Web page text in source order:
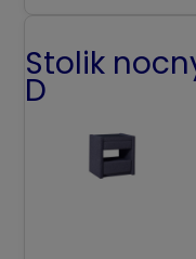
Stolik
D